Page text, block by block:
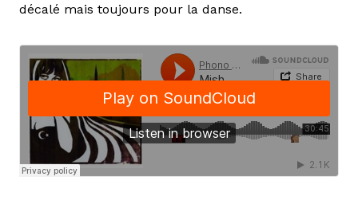
décalé mais toujours pour la danse.